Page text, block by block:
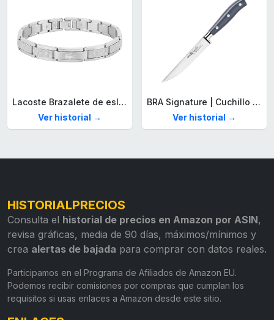
Lacoste Brazalete de eslabón para Hombre Colección STENCIL de Acero inoxidable
Ver historial →
BRA Signature | Cuchillo tomatero 120 mm, Acero Inoxidable alemán forjado con Molibdeno Vanadio, Mango Remachado ABS, Diseño Ergonómico, Hoja 1,6 mm espesor
Ver historial →
HISTORIALPRECIOS
Consulta el historial de precios en Amazon por ASIN,
revisa gráficas, media de 90 días, máximos/mínimos y
crea alertas de bajada para comprar con datos reales.
Participamos en el Programa de Afiliados de Amazon EU.
Podemos recibir comisiones por compras que cumplan los
requisitos si usas enlaces a Amazon desde este sitio.